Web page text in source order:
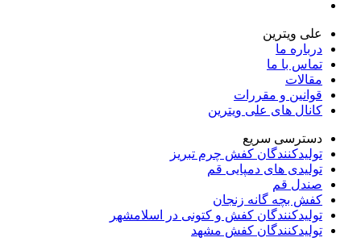
علی ویترین
درباره ما
تماس با ما
مقالات
قوانین و مقررات
کانال های علی ویترین
دسترسی سریع
تولیدکنندگان کفش چرم تبریز
تولیدی های دمپایی قم
صندل قم
کفش بچه گانه زنجان
تولیدکنندگان کفش و کتونی در اسلامشهر
تولیدکنندگان کفش مشهد